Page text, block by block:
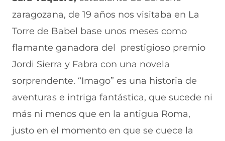
zaragozana, de 19 años nos visitaba en La
Torre de Babel base unos meses como
flamante ganadora del prestigioso premio
Jordi Sierra y Fabra con una novela
sorprendente. “Imago” es una historia de
aventuras e intriga fantástica, que sucede ni
más ni menos que en la antigua Roma,
justo en el momento en que se cuece la